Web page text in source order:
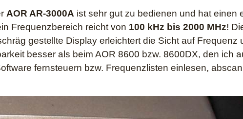
AOR AR-3000A ist sehr gut zu bedienen und hat einen
Frequenzbereich reicht von 100 kHz bis 2000 MHz!
gestellte Display erleichtert die Sicht auf Frequenz
besser als beim AOR 8600 bzw. 8600DX, den ich
fernsteuern bzw. Frequenzlisten einlesen,